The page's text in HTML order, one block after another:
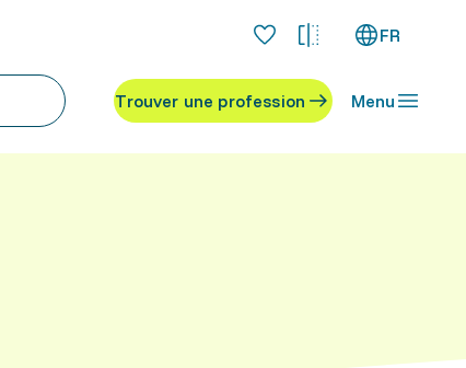
FR
Trouver une profession Menu